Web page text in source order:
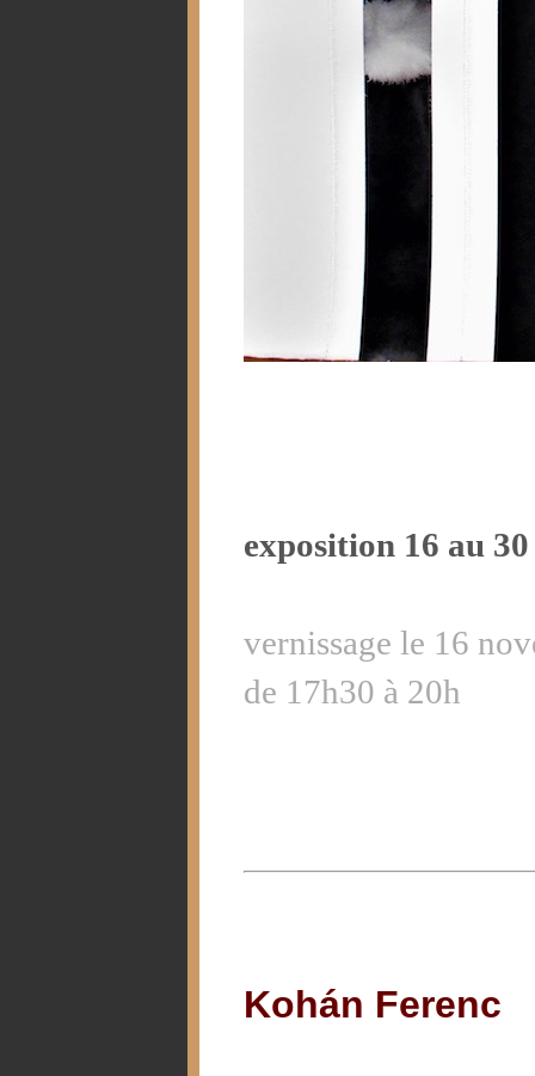
exposition 16 au
vernissage le 16
de 17h30 à 20h
Kohán Ferenc